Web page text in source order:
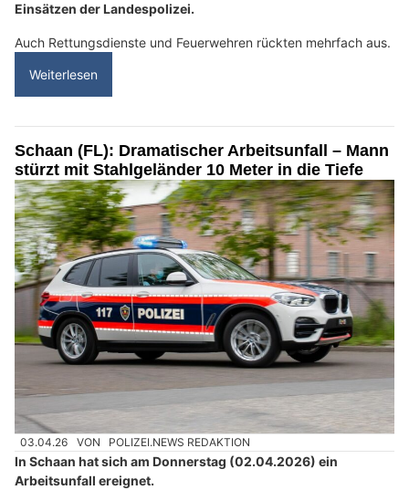
Einsätzen der Landespolizei.
Auch Rettungsdienste und Feuerwehren rückten mehrfach aus.
Weiterlesen
Schaan (FL): Dramatischer Arbeitsunfall – Mann
stürzt mit Stahlgeländer 10 Meter in die Tiefe
03.04.26 VON POLIZEI.NEWS REDAKTION
In Schaan hat sich am Donnerstag (02.04.2026) ein
Arbeitsunfall ereignet.